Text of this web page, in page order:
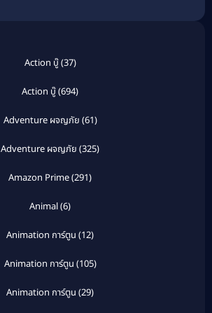
Action บู๊(37)
Action บู๊(694)
Adventure ผจญภัย (61)
Adventure ผจญภัย (325)
Amazon Prime(291)
Animal(6)
Animation การ์ตูน (12)
Animation การ์ตูน (105)
Animation การ์ตูน (29)